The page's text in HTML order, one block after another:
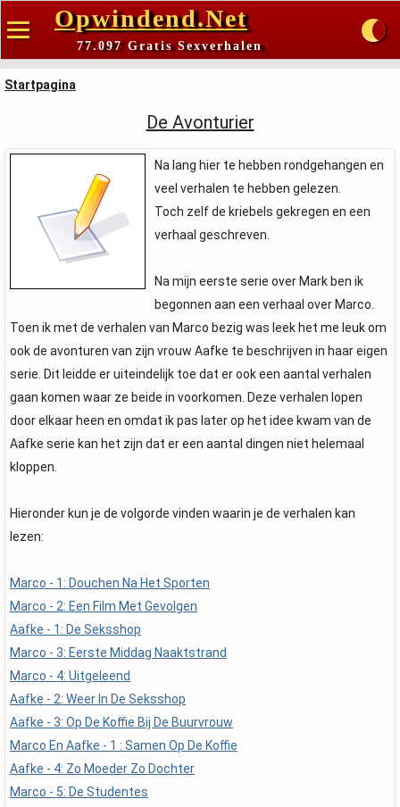
Opwindend.Net
77.097 Gratis Sexverhalen
Startpagina
De Avonturier
Na lang hier te hebben rondgehangen en
veel verhalen te hebben gelezen.
Toch zelf de kriebels gekregen en een
verhaal geschreven.
Na mijn eerste serie over Mark ben ik
begonnen aan een verhaal over Marco.
Toen ik met de verhalen van Marco bezig was leek het me leuk om
ook de avonturen van zijn vrouw Aafke te beschrijven in haar eigen
serie. Dit leidde er uiteindelijk toe dat er ook een aantal verhalen
gaan komen waar ze beide in voorkomen. Deze verhalen lopen
door elkaar heen en omdat ik pas later op het idee kwam van de
Aafke serie kan het zijn dat er een aantal dingen niet helemaal
kloppen.
Hieronder kun je de volgorde vinden waarin je de verhalen kan
lezen:
Marco - 1: Douchen Na Het Sporten
Marco - 2: Een Film Met Gevolgen
Aafke - 1: De Seksshop
Marco - 3: Eerste Middag Naaktstrand
Marco - 4: Uitgeleend
Aafke - 2: Weer In De Seksshop
Aafke - 3: Op De Koffie Bij De Buurvrouw
Marco En Aafke - 1 : Samen Op De Koffie
Aafke - 4: Zo Moeder Zo Dochter
Marco - 5: De Studentes